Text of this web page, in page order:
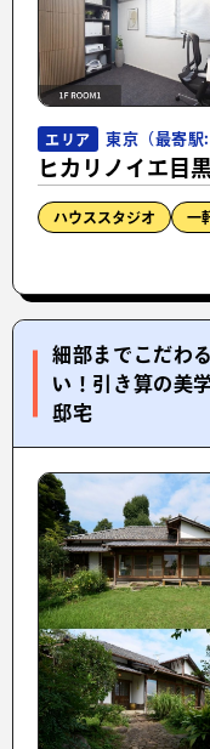
エリア 東京（最寄駅:
ヒカリノイエ目
ハウススタジオ 一
細部までこだわ
い！引き算の美
邸宅